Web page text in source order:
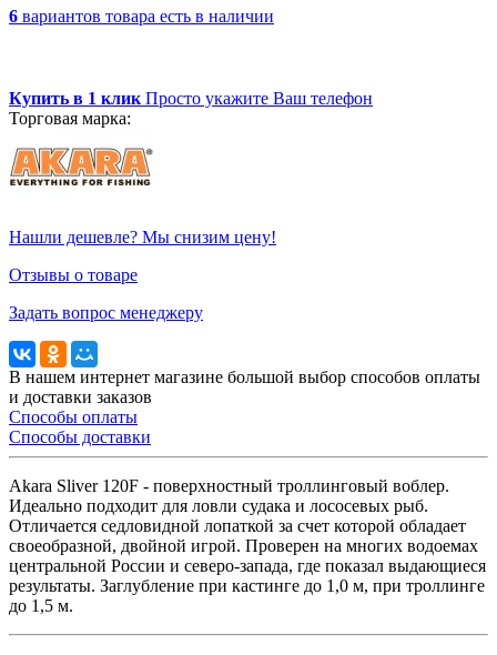
6 вариантов товара есть в наличии
Купить в 1 клик Просто укажите Ваш телефон
Торговая марка:
Нашли дешевле? Мы снизим цену!
Отзывы о товаре
Задать вопрос менеджеру
В нашем интернет магазине большой выбор способов оплаты
и доставки заказов
Способы оплаты
Способы доставки
Akara Sliver 120F - поверхностный троллинговый воблер.
Идеально подходит для ловли судака и лососевых рыб.
Отличается седловидной лопаткой за счет которой обладает
своеобразной, двойной игрой. Проверен на многих водоемах
центральной России и северо-запада, где показал выдающиеся
результаты. Заглубление при кастинге до 1,0 м, при троллинге
до 1,5 м.